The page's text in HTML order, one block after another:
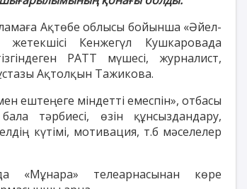
Ақтөбе облысы бойынша «Әйел-
Кенжегүл Кушкаровада
РАТТ мүшесі, журналист,
Ақтолқын Тажикова.
ештеңеге міндетті емеспін», отбасы
тәрбиесі, өзін құнсыздандару,
күтімі, мотивация, т.б мәселелер
«Мұнара» телеарнасынан көре